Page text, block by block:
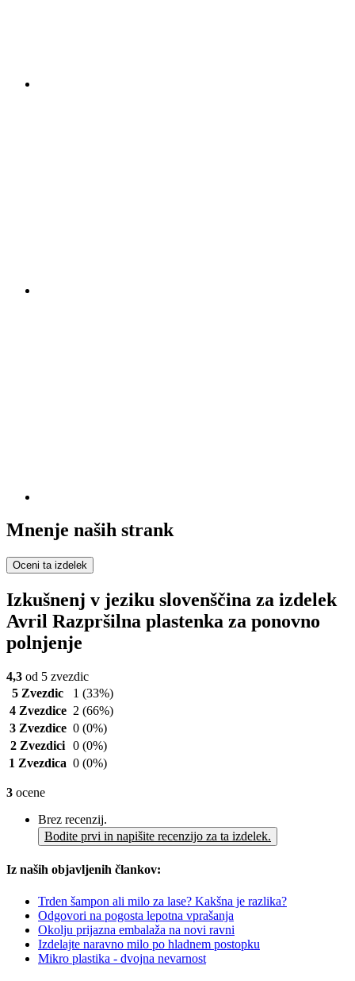
Mnenje naših strank
Oceni ta izdelek
Izkušnenj v jeziku slovenščina za izdelek
Avril Razpršilna plastenka za ponovno
polnjenje
4,3 od 5 zvezdic
5 Zvezdic
1 (33%)
4 Zvezdice 2 (66%)
3 Zvezdice 0 (0%)
2 Zvezdici 0 (0%)
1 Zvezdica 0 (0%)
3 ocene
Brez recenzij.
Bodite prvi in napišite recenzijo za ta izdelek.
Iz naših objavljenih člankov:
Trden šampon ali milo za lase? Kakšna je razlika?
Odgovori na pogosta lepotna vprašanja
Okolju prijazna embalaža na novi ravni
Izdelajte naravno milo po hladnem postopku
Mikro plastika - dvojna nevarnost